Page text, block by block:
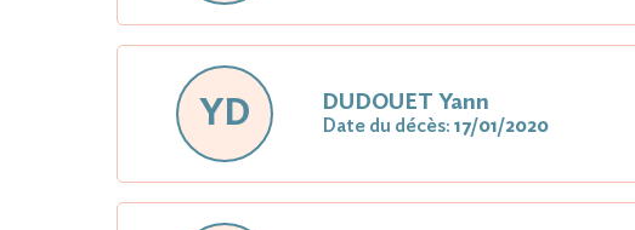
YD DUDOUET Yann
Date du décès: 17/01/2020